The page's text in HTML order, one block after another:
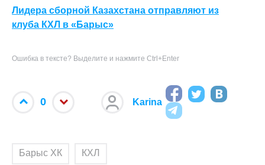
Лидера сборной Казахстана отправляют из
клуба КХЛ в «Барыс»
Ошибка в тексте? Выделите и нажмите Ctrl+Enter
0 Karina
Барыс ХК КХЛ